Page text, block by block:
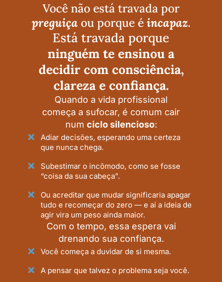
Você não está travada por
preguiçaou porque é incapaz.
Está travada porque
ninguém te ensinou a
decidir com consciência,
clareza e confiança.
Quando a vida profissional
começa a sufocar, é comum cair
num ciclo silencioso:
Adiar decisões, esperando uma certeza
que nunca chega.
Subestimar o incômodo, como se fosse
“coisa da sua cabeça”.
Ou acreditar que mudar significaria apagar
tudo e recomeçar do zero — e aí a ideia de
agir vira um peso ainda maior.
Com o tempo, essa espera vai
drenando sua confiança.
Você começa a duvidar de si mesma.
A pensar que talvez o problema seja você.